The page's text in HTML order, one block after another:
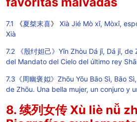
7.1 《夏桀末喜》
Xià Jié Mò xǐ, Mòxǐ,
Xià
7.2 《殷纣妲己》Yīn Zhòu Dá jǐ, Dá jǐ,
del Mandato del Cielo del último rey
7.3《周幽褒姒》Zhōu Yōu Bāo Sì, Bāo
de Zhōu. Una bella mujer, un conjuro y
8. 续列女传 Xù liè nǚ